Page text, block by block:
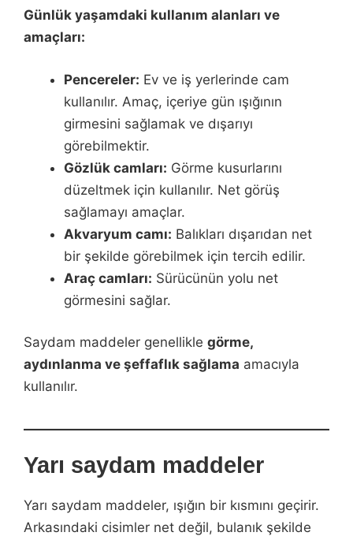
Günlük yaşamdaki kullanım alanları ve
amaçları:
Pencereler: Ev ve iş yerlerinde cam
kullanılır. Amaç, içeriye gün ışığının
girmesini sağlamak ve dışarıyı
görebilmektir.
Gözlük camları: Görme kusurlarını
düzeltmek için kullanılır. Net görüş
sağlamayı amaçlar.
Akvaryum camı: Balıkları dışarıdan net
bir şekilde görebilmek için tercih edilir.
Araç camları: Sürücünün yolu net
görmesini sağlar.
Saydam maddeler genellikle görme,
aydınlanma ve şeffaflık sağlama amacıyla
kullanılır.
Yarı saydam maddeler
Yarı saydam maddeler, ışığın bir kısmını geçirir.
Arkasındaki cisimler net değil, bulanık şekilde